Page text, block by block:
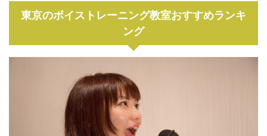
東京のボイストレーニング教室おすすめランキ
ング